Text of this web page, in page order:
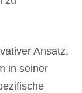
Ansatz,
in seiner